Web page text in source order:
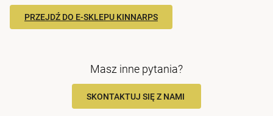
PRZEJDŹ DO E-SKLEPU KINNARPS
Masz inne pytania?
SKONTAKTUJ SIĘ Z NAMI